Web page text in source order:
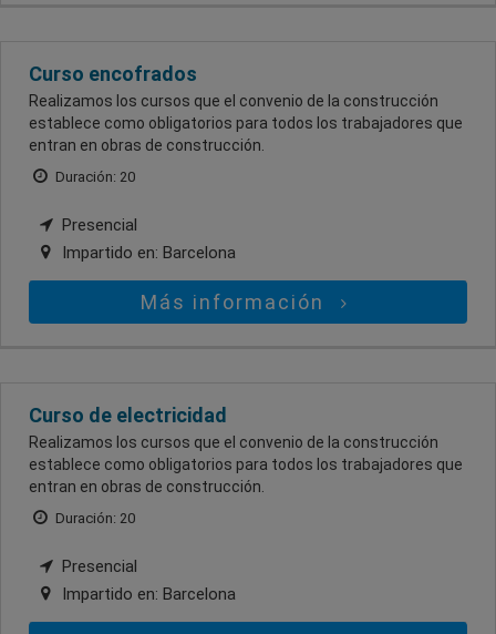
Curso encofrados
Realizamos los cursos que el convenio de la construcción
establece como obligatorios para todos los trabajadores que
entran en obras de construcción.
Duración: 20
Presencial
Impartido en: Barcelona
Más información
Curso de electricidad
Realizamos los cursos que el convenio de la construcción
establece como obligatorios para todos los trabajadores que
entran en obras de construcción.
Duración: 20
Presencial
Impartido en: Barcelona